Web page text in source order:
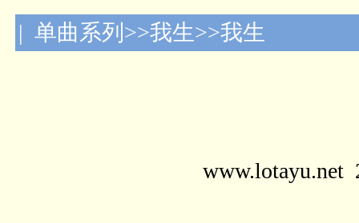
| 单曲系列>>我生>>我生
www.lotayu.net